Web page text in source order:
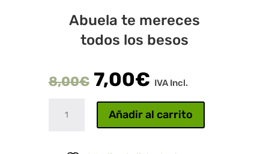
Abuela te mereces
todos los besos
8,00€ 7,00€ IVA Incl.
Añadir al carrito